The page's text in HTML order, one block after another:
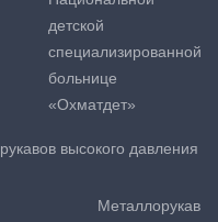
детской
специализированной
больнице
«Охматдет»
высокого давления
Металлорукав